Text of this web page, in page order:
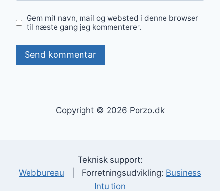
Gem mit navn, mail og websted i denne browser
til næste gang jeg kommenterer.
Copyright © 2026 Porzo.dk
Teknisk support:
Webbureau | Forretningsudvikling: Business
Intuition